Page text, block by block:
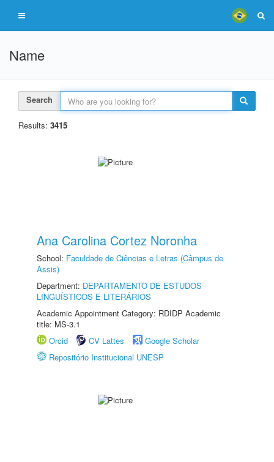
Name
Search
Results: 3415
Ana Carolina Cortez Noronha
School: Faculdade de Ciências e Letras (Câmpus de
Assis)
Department: DEPARTAMENTO DE ESTUDOS
LINGUÍSTICOS E LITERÁRIOS
Academic Appointment Category: RDIDP Academic
title: MS-3.1
Orcid
CV Lattes
Google Scholar
Repositório Institucional UNESP